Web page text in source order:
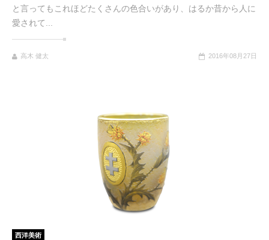
と言ってもこれほどたくさんの色合いがあり、はるか昔から人に
愛されて...
高木 健太 2016年08月27日
西洋美術